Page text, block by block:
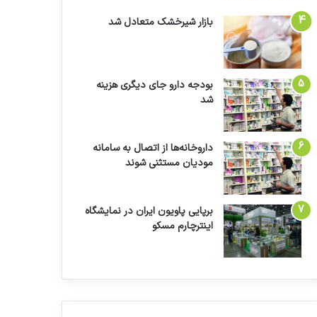
بازار شیرخشک متعادل شد
بودجه دارو جای دیگری هزینه
شد
داروخانه‌ها از اتصال به سامانه
مودیان مستثنی شوند
برپایی پاویون ایران در نمایشگاه
اینترچارم مسکو